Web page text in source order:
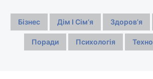
Бізнес Дім І Сімʼя Здоровʼя
Поради Психологія Техно